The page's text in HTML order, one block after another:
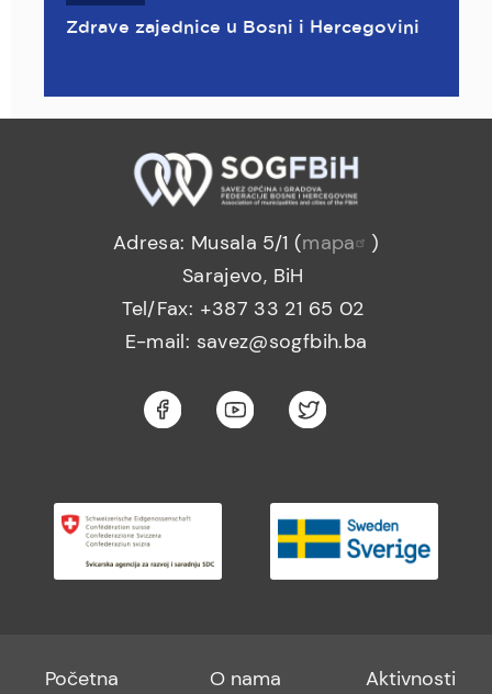
Zdrave zajednice u Bosni i Hercegovini
Adresa: Musala 5/1 (mapa
)
Sarajevo, BiH
Tel/Fax: +387 33 21 65 02
E-mail: savez@sogfbih.ba
Footer
Početna
Footer
O nama
Footer
Aktivnosti